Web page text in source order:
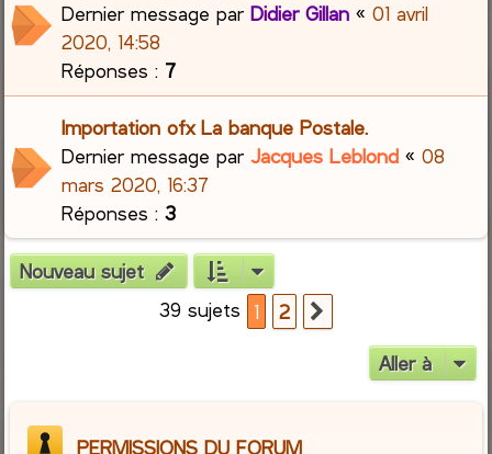
Dernier message parDidier Gillan «01 avril
2020, 14:58
Réponses : 7
Importation ofx La banque Postale.
Dernier message parJacques Leblond «08
mars 2020, 16:37
Réponses :3
Nouveau sujet
39 sujets
1 2
Aller à
PERMISSIONS DU FORUM